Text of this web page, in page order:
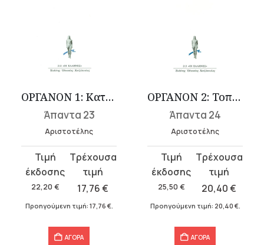
ΟΡΓΑΝΟΝ 1: Κατηγορίαι, Περί ερμηνείας
Άπαντα 23
Αριστοτέλης
22,20 €
Original
price
was:
22,20 €.
17,76€
τρέχουσα
τιμή
είναι:
Προηγούμενη τιμή: 17,76 €.
ΑΓΟΡΑ
ΟΡΓΑΝΟΝ 2: Τοπικών Α-Ε
Άπαντα 24
Αριστοτέλης
25,50 €
Original
price
was:
25,50 €.
20,40€
τρέχουσα
τιμή
είναι:
Προηγούμενη τιμή: 20,40 €.
ΑΓΟΡΑ